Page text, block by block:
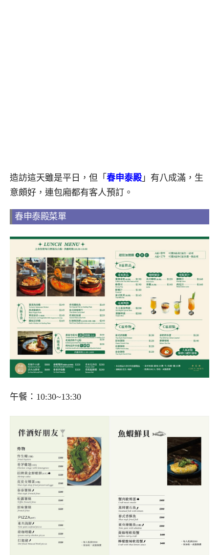
造訪這天雖是平日，但「 春申泰殿 」有八成滿，生
意頗好，連包廂都有客人預訂。
春申泰殿菜單
午餐：10:30~13:30